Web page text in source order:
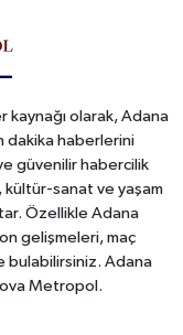
olarak, Adana
dakika haberlerini
ve güvenilir habercilik
kültür-sanat ve yaşam
Özellikle Adana
gelişmeleri, maç
bulabilirsiniz. Adana
Metropol.